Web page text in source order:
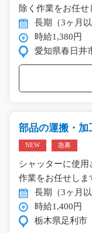
除く作業をお任
長期（3ヶ月以
時給1,380円
愛知県春日井
部品の運搬・加
NEW 急募
シャッターに使
作業をお任せし
長期（3ヶ月以
時給1,400円
栃木県足利市